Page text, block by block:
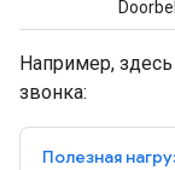
Например,
звонка:
Полезная